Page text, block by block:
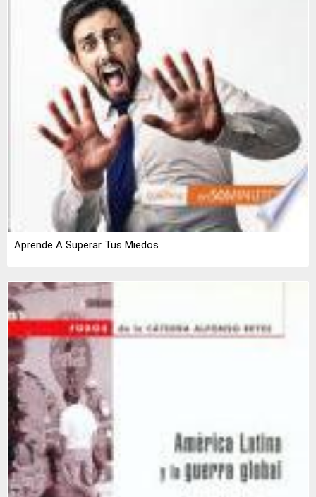
Aprende A Superar Tus Miedos